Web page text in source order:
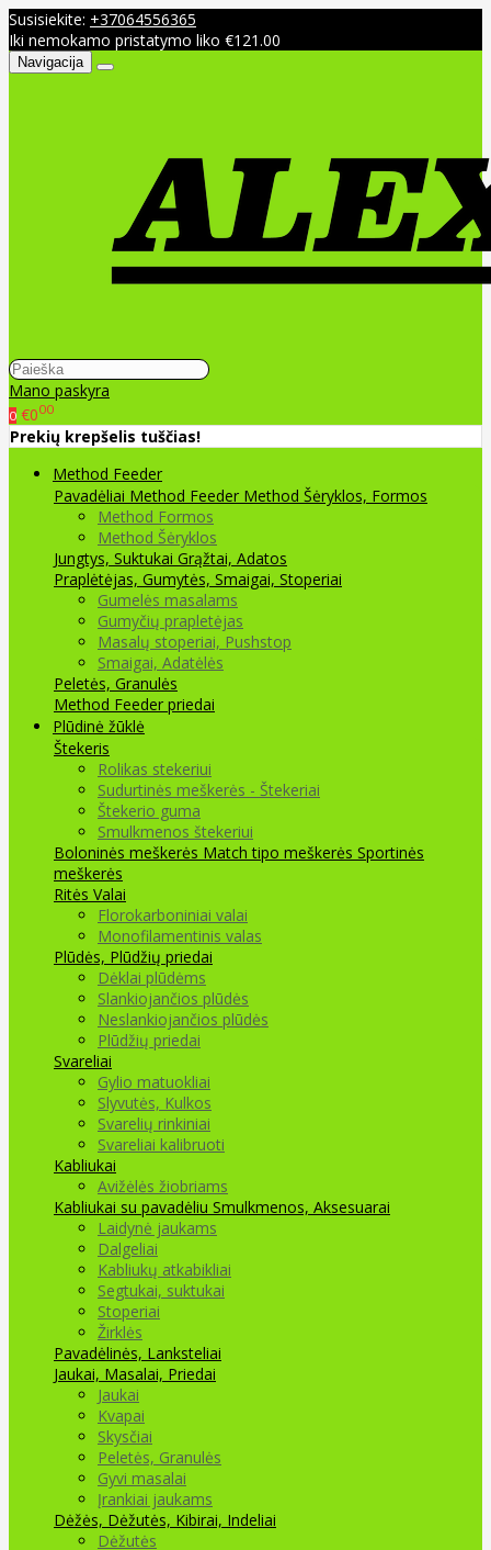
Susisiekite: +37064556365
Iki nemokamo pristatymo liko €121.00
Navigacija
Mano paskyra
0 €000
Prekių krepšelis tuščias!
Method Feeder
Pavadėliai Method Feeder Method Šėryklos, Formos
Method Formos
Method Šėryklos
Jungtys, Suktukai Grąžtai, Adatos
Praplėtėjas, Gumytės, Smaigai, Stoperiai
Gumelės masalams
Gumyčių prapletėjas
Masalų stoperiai, Pushstop
Smaigai, Adatėlės
Peletės, Granulės
Method Feeder priedai
Plūdinė žūklė
Štekeris
Rolikas stekeriui
Sudurtinės meškerės - Štekeriai
Štekerio guma
Smulkmenos štekeriui
Boloninės meškerės Match tipo meškerės Sportinės
meškerės
Ritės Valai
Florokarboniniai valai
Monofilamentinis valas
Plūdės, Plūdžių priedai
Dėklai plūdėms
Slankiojančios plūdės
Neslankiojančios plūdės
Plūdžių priedai
Svareliai
Gylio matuokliai
Slyvutės, Kulkos
Svarelių rinkiniai
Svareliai kalibruoti
Kabliukai
Avižėlės žiobriams
Kabliukai su pavadėliu Smulkmenos, Aksesuarai
Laidynė jaukams
Dalgeliai
Kabliukų atkabikliai
Segtukai, suktukai
Stoperiai
Žirklės
Pavadėlinės, Lanksteliai
Jaukai, Masalai, Priedai
Jaukai
Kvapai
Skysčiai
Peletės, Granulės
Gyvi masalai
Įrankiai jaukams
Dėžės, Dėžutės, Kibirai, Indeliai
Dėžutės